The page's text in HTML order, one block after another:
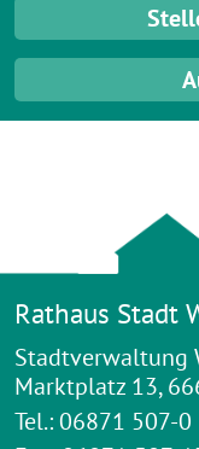
Rathaus Stadt
Stadtverwaltung
Marktplatz 13,
Tel.: 06871 507-0